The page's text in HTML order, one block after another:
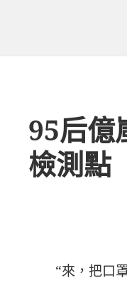
95后億
檢測點
“來，把口罩